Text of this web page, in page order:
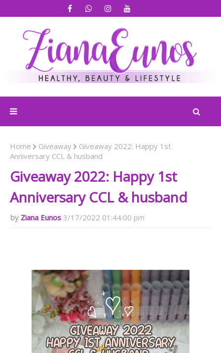
Home Giveaway
Giveaway 2022: Happy 1st
Anniversary CCL & husband
Giveaway 2022: Happy 1st
Anniversary CCL & husband
Ziana Eunos 3/17/2022 01:44:00 pm